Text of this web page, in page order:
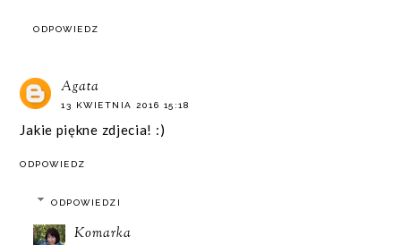
ODPOWIEDZ
Agata
13 KWIETNIA 2016 15:18
Jakie piękne zdjecia! :)
ODPOWIEDZ
ODPOWIEDZI
Komarka